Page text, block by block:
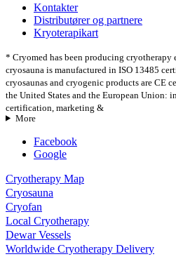
Kontakter
Distributører og partnere
Kryoterapikart
* Cryomed has been producing cryotherapy
cryosauna is manufactured in ISO 13485
cryosaunas and cryogenic products are CE
the United States and the European Union:
certification, marketing &
More
Facebook
Google
Cryotherapy Map
Cryosauna
Cryofan
Local Cryotherapy
Dewar Vessels
Worldwide Cryotherapy Delivery